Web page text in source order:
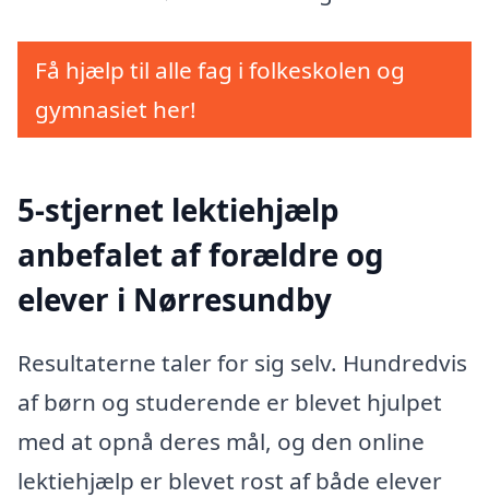
Få hjælp til alle fag i folkeskolen og
gymnasiet her!
5-stjernet lektiehjælp
anbefalet af forældre og
elever i Nørresundby
Resultaterne taler for sig selv. Hundredvis
af børn og studerende er blevet hjulpet
med at opnå deres mål, og den online
lektiehjælp er blevet rost af både elever